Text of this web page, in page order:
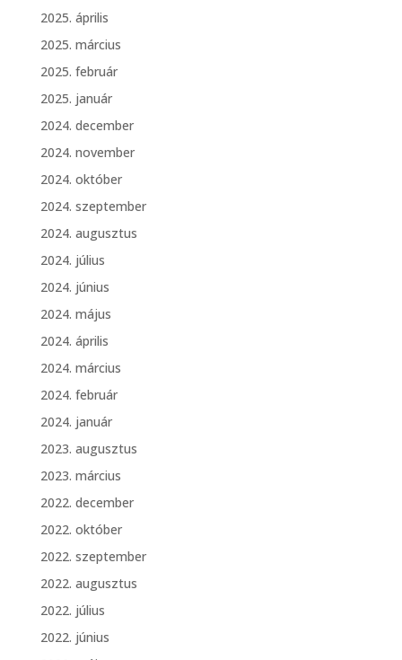
2025. április
2025. március
2025. február
2025. január
2024. december
2024. november
2024. október
2024. szeptember
2024. augusztus
2024. július
2024. június
2024. május
2024. április
2024. március
2024. február
2024. január
2023. augusztus
2023. március
2022. december
2022. október
2022. szeptember
2022. augusztus
2022. július
2022. június